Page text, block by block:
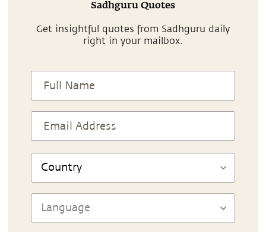
Sadhguru Quotes
Get insightful quotes from Sadhguru daily
right in your mailbox.